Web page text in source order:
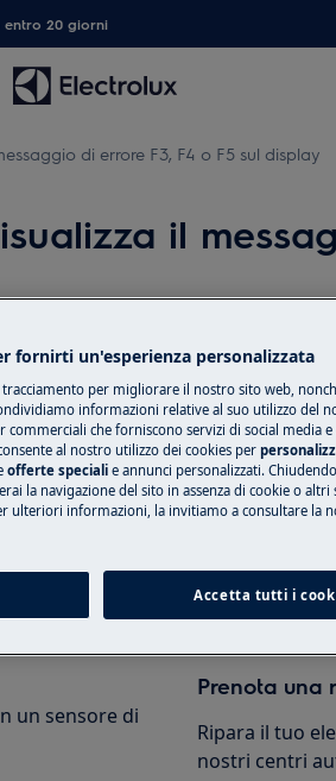
entro 20 giorni
di errore F3, F4 o F5 sul display
il
congelatore
un sensore di
Ricambi e
Compra
il tuo
tua.
Shop online
Prenota una
Ripara il tuo
nostri centri
fornirti un'esperienza personalizzata
per migliorare il nostro sito web,
informazioni relative al suo utilizzo del
che forniscono servizi di social media e
al nostro utilizzo dei cookies per
offerte speciali e annunci personalizzati.
la navigazione del sito in assenza di cookie o
ulteriori informazioni, la invitiamo a consultare la
Accetta tutti i